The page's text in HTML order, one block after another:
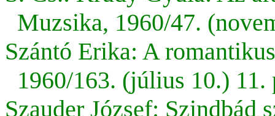
Muzsika, 1960/47.
Szántó Erika: A
1960/163. (július 10.) 11.
Szauder József: Szindbád